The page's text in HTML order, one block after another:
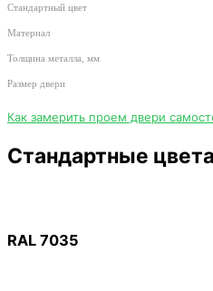
Стандартный цвет
Материал
Толщина металла, мм
Размер двери
Как замерить проем двери
Стандартные цвета
RAL 7035